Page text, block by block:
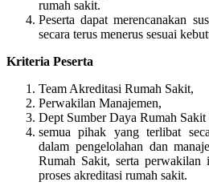
rumah sakit.
Peserta dapat merencanakan
secara terus menerus sesuai
Kriteria Peserta
Team Akreditasi Rumah Sakit,
Perwakilan Manajemen,
Dept Sumber Daya Rumah Sakit
semua pihak yang terlibat
dalam pengelolahan dan
Rumah Sakit, serta perwakilan
proses akreditasi rumah sakit.